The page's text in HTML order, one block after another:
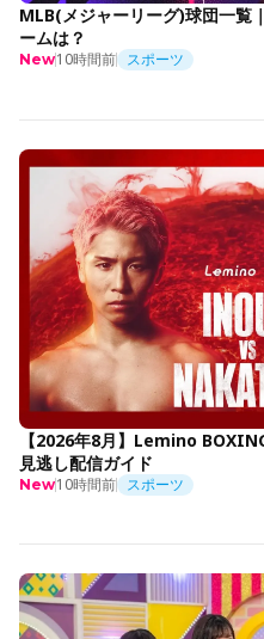
MLB(メジャーリーグ)球団一覧
ームは？
New10時間前 スポーツ
【2026年8月】Lemino
見逃し配信ガイド
New10時間前 スポーツ